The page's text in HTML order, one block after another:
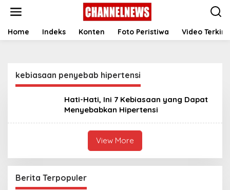
t
Home Indeks Konten Foto Peristiwa Video Terkini
kebiasaan penyebab hipertensi
Hati-Hati, Ini 7 Kebiasaan yang Dapat
Menyebabkan Hipertensi
View More
Berita Terpopuler